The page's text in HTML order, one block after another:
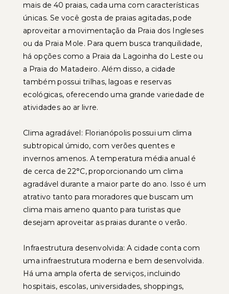
mais de 40 praias, cada uma com características
únicas. Se você gosta de praias agitadas, pode
aproveitar a movimentação da Praia dos Ingleses
ou da Praia Mole. Para quem busca tranquilidade,
há opções como a Praia da Lagoinha do Leste ou
a Praia do Matadeiro. Além disso, a cidade
também possui trilhas, lagoas e reservas
ecológicas, oferecendo uma grande variedade de
atividades ao ar livre.
Clima agradável: Florianópolis possui um clima
subtropical úmido, com verões quentes e
invernos amenos. A temperatura média anual é
de cerca de 22°C, proporcionando um clima
agradável durante a maior parte do ano. Isso é um
atrativo tanto para moradores que buscam um
clima mais ameno quanto para turistas que
desejam aproveitar as praias durante o verão.
Infraestrutura desenvolvida: A cidade conta com
uma infraestrutura moderna e bem desenvolvida.
Há uma ampla oferta de serviços, incluindo
hospitais, escolas, universidades, shoppings,